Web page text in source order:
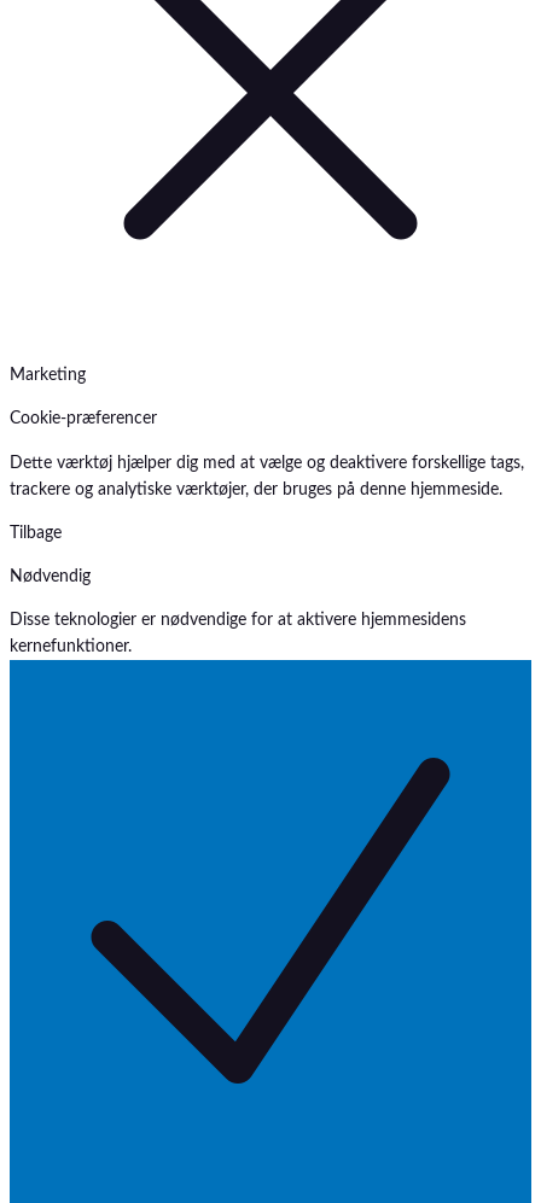
Marketing
Cookie-præferencer
Dette værktøj hjælper dig med at vælge og deaktivere forskellige tags,
trackere og analytiske værktøjer, der bruges på denne hjemmeside.
Tilbage
Nødvendig
Disse teknologier er nødvendige for at aktivere hjemmesidens
kernefunktioner.